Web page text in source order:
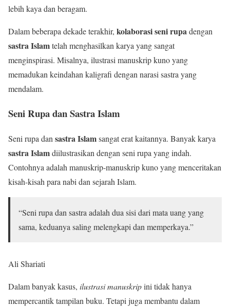
lebih kaya dan beragam.
Dalam beberapa dekade terakhir, kolaborasi seni rupadengan
sastra Islamtelah menghasilkan karya yang sangat
menginspirasi. Misalnya, ilustrasi manuskrip kuno yang
memadukan keindahan kaligrafi dengan narasi sastra yang
mendalam.
Seni Rupa dan Sastra Islam
Seni rupa dan sastra Islamsangat erat kaitannya. Banyak karya
sastra Islamdiilustrasikan dengan seni rupa yang indah.
Contohnya adalah manuskrip-manuskrip kuno yang menceritakan
kisah-kisah para nabi dan sejarah Islam.
“Seni rupa dan sastra adalah dua sisi dari mata uang yang
sama, keduanya saling melengkapi dan memperkaya.”
Ali Shariati
Dalam banyak kasus, ilustrasi manuskripini tidak hanya
mempercantik tampilan buku. Tetapi juga membantu dalam